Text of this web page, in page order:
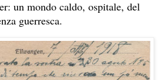
un mondo caldo, ospitale, del
guerresca.